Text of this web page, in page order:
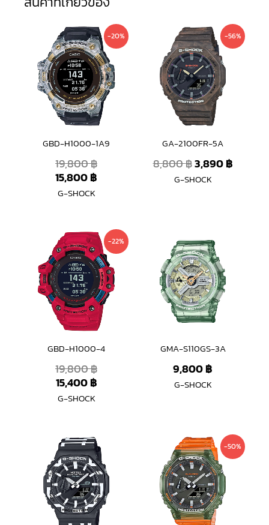
-20%
GBD-H1000-1A9
19,800฿
Original
price
was:
19,800 ฿.
15,800฿
Current
price
is:
15,800 ฿.
G-SHOCK
-56%
GA-2100FR-5A
8,800฿
Original
price
was:
8,800 ฿.
3,890฿
price
G-SHOCK
-22%
GBD-H1000-4
19,800฿
Original
price
was:
19,800 ฿.
15,400฿
Current
price
is:
15,400 ฿.
G-SHOCK
GMA-S110GS-3A
9,800฿
G-SHOCK
-50%
Original
price
was:
6,600 ฿.
price